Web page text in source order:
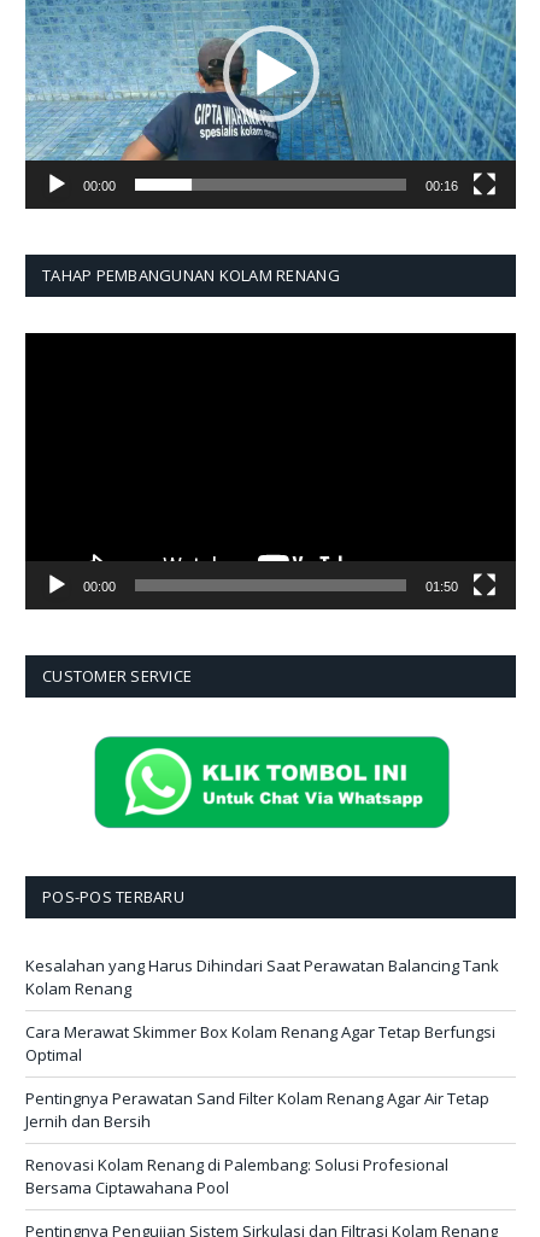
00:00 00:16
TAHAP PEMBANGUNAN KOLAM RENANG
00:00 01:50
CUSTOMER SERVICE
POS-POS TERBARU
Kesalahan yang Harus Dihindari Saat Perawatan Balancing Tank
Kolam Renang
Cara Merawat Skimmer Box Kolam Renang Agar Tetap Berfungsi
Optimal
Pentingnya Perawatan Sand Filter Kolam Renang Agar Air Tetap
Jernih dan Bersih
Renovasi Kolam Renang di Palembang: Solusi Profesional
Bersama Ciptawahana Pool
Pentingnya Pengujian Sistem Sirkulasi dan Filtrasi Kolam Renang